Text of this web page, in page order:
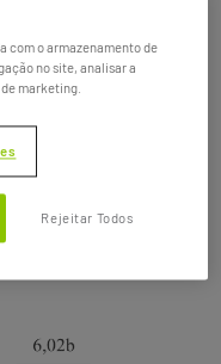
com o armazenamento de
no site, analisar a
marketing.
Rejeitar Todos